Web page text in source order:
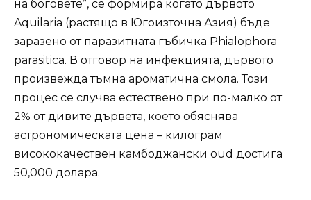
на боговете”, се формира когато дървото
Aquilaria (растящо в Югоизточна Азия) бъде
заразено от паразитната гъбичка Phialophora
parasitica. В отговор на инфекцията, дървото
произвежда тъмна ароматична смола. Този
процес се случва естествено при по-малко от
2% от дивите дървета, което обяснява
астрономическата цена – килограм
висококачествен камбоджански oud достига
50,000 долара.